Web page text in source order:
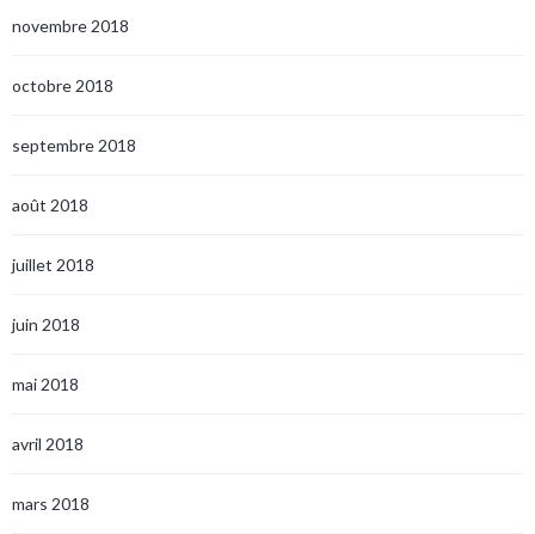
novembre 2018
octobre 2018
septembre 2018
août 2018
juillet 2018
juin 2018
mai 2018
avril 2018
mars 2018